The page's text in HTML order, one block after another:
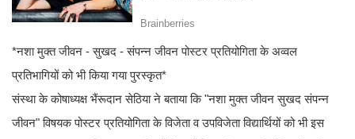
*नशा मुक्त जीवन - सुखद - संपन्न जीवन पोस्टर प्रतियोगिता के अव्वल
प्रतिभागियों को भी किया गया पुरस्कृत*
संस्था के कोषाध्यक्ष भैंरूदान सेठिया ने बताया कि "नशा मुक्त जीवन सुखद संपन्न
जीवन" विषयक पोस्टर प्रतियोगिता के विजेता व उपविजेता विद्यार्थियों को भी इस